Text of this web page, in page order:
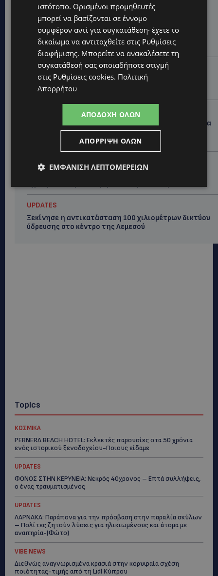
Hot this week
ΚΟΣΜΙΚΑ
PERNERA BEACH HOTEL: Εκλεκτές παρουσίες στα 50
χρόνια ενός ιστορικού ξενοδοχείου-Ποιους είδαμε
UPDATES
ΦΟΝΟΣ ΣΤΗΝ ΚΕΡΥΝΕΙΑ: Νεκρός 40χρονος – Επτά
συλλήψεις, ο ένας τραυματισμένος
ΛΑΡΝΑΚΑ: Παράπονα για την πρόσβαση στην παραλία
σκύλων – Πολίτες ζητούν λύσεις για ηλικιωμένους
και άτομα με αναπηρία-(Φώτο)
VIBE NEWS
UPDATES
Ξεκίνησε η αντικατάσταση 100 χιλιομέτρων δικτύου
ύδρευσης στο κέντρο της Λεμεσού
Topics
ΚΟΣΜΙΚΑ
PERNERA BEACH HOTEL: Εκλεκτές παρουσίες στα 50 χρόνια
ενός ιστορικού ξενοδοχείου-Ποιους είδαμε
UPDATES
ΦΟΝΟΣ ΣΤΗΝ ΚΕΡΥΝΕΙΑ: Νεκρός 40χρονος – Επτά συλλήψεις,
ο ένας τραυματισμένος
UPDATES
ΛΑΡΝΑΚΑ: Παράπονα για την πρόσβαση στην παραλία σκύλων
– Πολίτες ζητούν λύσεις για ηλικιωμένους και άτομα με
αναπηρία-(Φώτο)
VIBE NEWS
Διεθνώς αναγνωρισμένα κρασιά στην κορυφαία σχέση
ποιότητας-τιμής από τη Lidl Κύπρου
ιστότοπο. Ορισμένοι προμηθευτές
μπορεί να βασίζονται σε έννομο
συμφέρον αντί για συγκατάθεση· έχετε το
δικαίωμα να αντιταχθείτε στις Ρυθμίσεις
διαφήμισης. Μπορείτε να ανακαλέσετε τη
συγκατάθεσή σας οποιαδήποτε στιγμή
στις Ρυθμίσεις cookies. Πολιτική
Απορρήτου
ΑΠΟΔΟΧΉ ΌΛΩΝ
ΑΠΌΡΡΙΨΗ ΌΛΩΝ
ΕΜΦΆΝΙΣΗ ΛΕΠΤΟΜΕΡΕΙΏΝ